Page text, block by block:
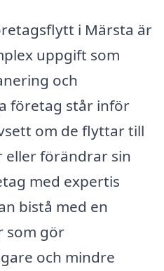
i Märsta är
uppgift som
och
företag står inför
om de flyttar till
eller förändrar sin
med expertis
bistå med en
som gör
och mindre